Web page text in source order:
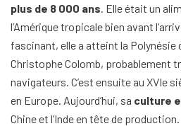
plus de 8 000 ans . Elle était un
l’Amérique tropicale bien avant
fascinant, elle a atteint la Polynésie
Christophe Colomb, probablement
navigateurs. C’est ensuite au XVIe
en Europe. Aujourd’hui, sa culture
Chine et l’Inde en tête de production.